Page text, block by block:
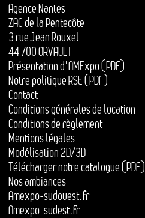
Agence Nantes
ZAC de la Pentecôte
3 rue Jean Rouxel
44 700 ORVAULT
Présentation d'AMExpo (PDF)
Notre politique RSE (PDF)
Contact
Conditions générales de location
Conditions de règlement
Mentions légales
Modélisation 2D/3D
Télécharger notre catalogue (PDF)
Nos ambiances
Amexpo-sudouest.fr
Amexpo-sudest.fr